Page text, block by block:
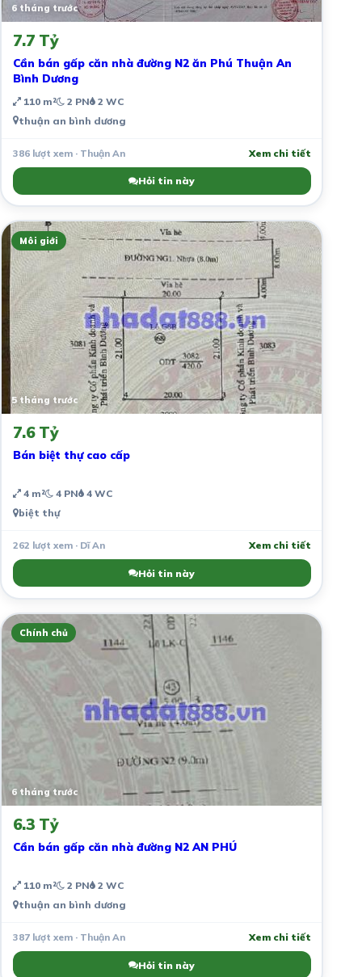
6 tháng trước
7.7 Tỷ
Cần bán gấp căn nhà đường N2 ăn Phú Thuận An
Bình Dương
110 m² 2 PN 2 WC
thuận an bình dương
386 lượt xem · Thuận An Xem chi tiết
Hỏi tin này
Môi giới
5 tháng trước
7.6 Tỷ
Bán biệt thự cao cấp
4 m² 4 PN 4 WC
biệt thự
262 lượt xem · Dĩ An Xem chi tiết
Hỏi tin này
Chính chủ
6 tháng trước
6.3 Tỷ
Cần bán gấp căn nhà đường N2 AN PHÚ
110 m² 2 PN 2 WC
thuận an bình dương
387 lượt xem · Thuận An Xem chi tiết
Hỏi tin này